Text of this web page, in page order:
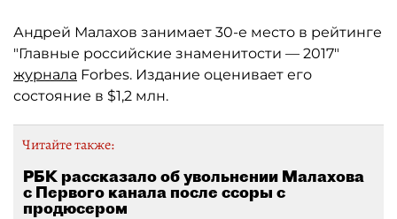
Андрей Малахов занимает 30-е место в рейтинге
"Главные российские знаменитости — 2017"
журнала Forbes. Издание оценивает его
состояние в $1,2 млн.
Читайте также:
РБК рассказало об увольнении Малахова
с Первого канала после ссоры с
продюсером